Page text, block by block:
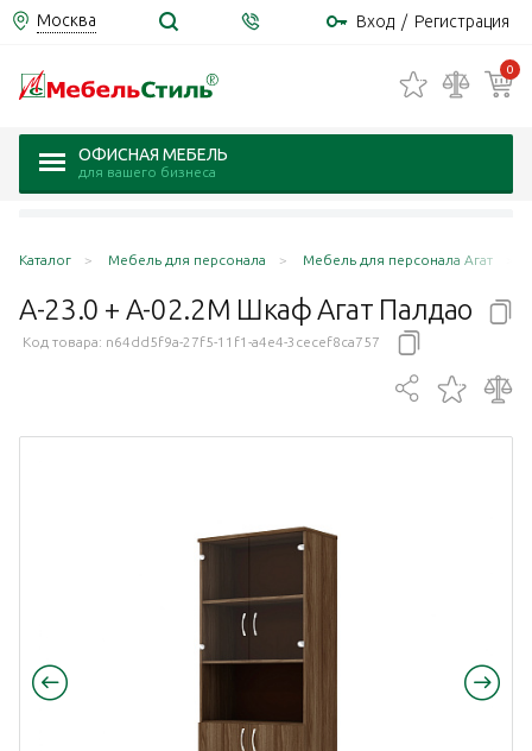
Москва Вход / Регистрация
0
ОФИСНАЯ МЕБЕЛЬ
для вашего бизнеса
Каталог Мебель для персонала Мебель для персонала Агат
А-23.0 + А-02.2М Шкаф Агат Палдао
Код товара: n64dd5f9a-27f5-11f1-a4e4-3cecef8ca757